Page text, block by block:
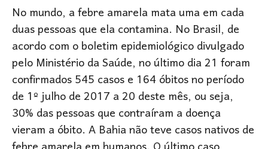
No mundo, a febre amarela mata uma em cada
duas pessoas que ela contamina. No Brasil, de
acordo com o boletim epidemiológico divulgado
pelo Ministério da Saúde, no último dia 21 foram
confirmados 545 casos e 164 óbitos no período
de 1º julho de 2017 a 20 deste mês, ou seja,
30% das pessoas que contraíram a doença
vieram a óbito. A Bahia não teve casos nativos de